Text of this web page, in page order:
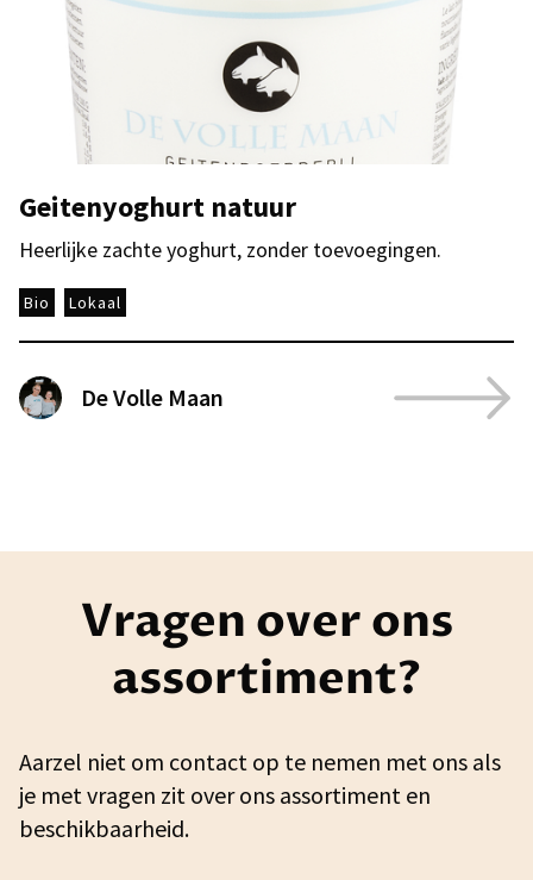
Geitenyoghurt natuur
Heerlijke zachte yoghurt, zonder toevoegingen.
Bio Lokaal
De Volle Maan
Vragen over ons
assortiment?
Aarzel niet om contact op te nemen met ons als
je met vragen zit over ons assortiment en
beschikbaarheid.